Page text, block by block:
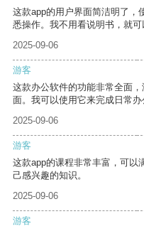
这款app的用户界面简洁明了，
悉操作。我不用看说明书，就可
2025-09-06
游客
这款办公软件的功能非常全面
面。我可以使用它来完成日常办
2025-09-06
游客
这款app的课程非常丰富，可以
己感兴趣的知识。
2025-09-06
游客